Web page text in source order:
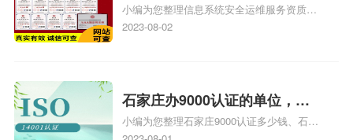
级费用，信息系统安全运维服
务资质二级
小编为您整理信息系统安全运维服务资质认
证证书机构有哪些、安全运维服务资质的费
体系认证知识，详情可查看下方正文！
2023-08-02
石家庄办9000认证的单位，石
家庄9000认证的公司
小编为您整理石家庄9000认证多少钱、石家